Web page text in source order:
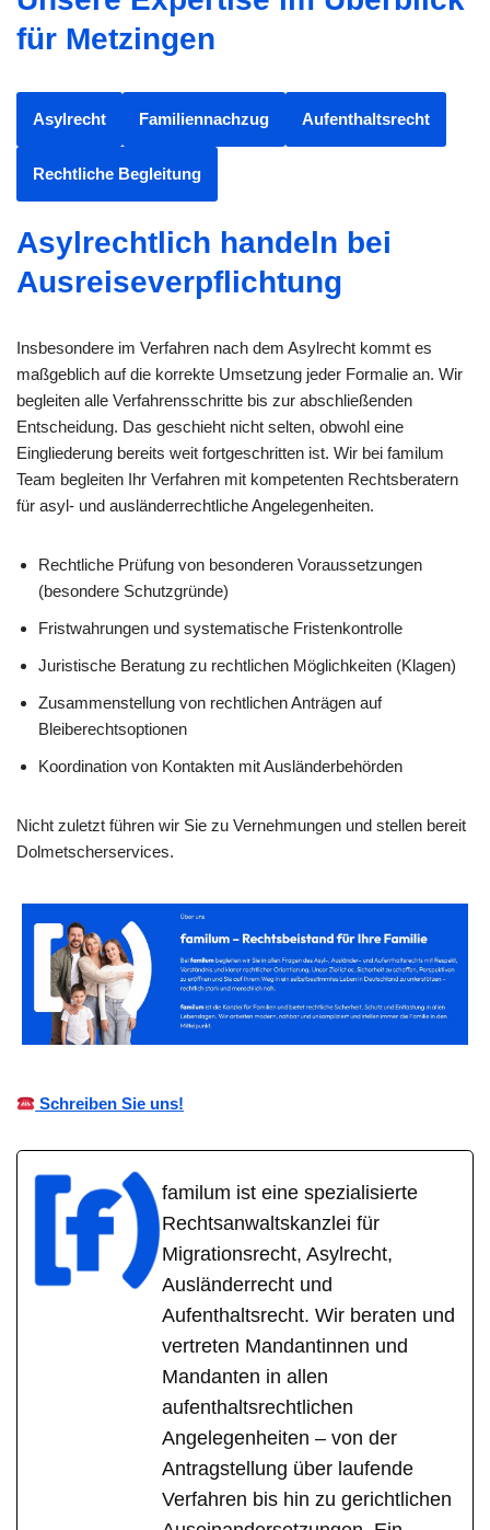
für Metzingen
Asylrecht Familiennachzug Aufenthaltsrecht
Rechtliche Begleitung
Asylrechtlich handeln bei
Ausreiseverpflichtung
Insbesondere im Verfahren nach dem Asylrecht kommt es
maßgeblich auf die korrekte Umsetzung jeder Formalie an. Wir
begleiten alle Verfahrensschritte bis zur abschließenden
Entscheidung. Das geschieht nicht selten, obwohl eine
Eingliederung bereits weit fortgeschritten ist. Wir bei familum
Team begleiten Ihr Verfahren mit kompetenten Rechtsberatern
für asyl- und ausländerrechtliche Angelegenheiten.
Rechtliche Prüfung von besonderen Voraussetzungen
(besondere Schutzgründe)
Fristwahrungen und systematische Fristenkontrolle
Juristische Beratung zu rechtlichen Möglichkeiten (Klagen)
Zusammenstellung von rechtlichen Anträgen auf
Bleiberechtsoptionen
Koordination von Kontakten mit Ausländerbehörden
Nicht zuletzt führen wir Sie zu Vernehmungen und stellen bereit
Dolmetscherservices.
Schreiben Sie uns!
familum ist eine spezialisierte
Rechtsanwaltskanzlei für
Migrationsrecht, Asylrecht,
Ausländerrecht und
Aufenthaltsrecht. Wir beraten und
vertreten Mandantinnen und
Mandanten in allen
aufenthaltsrechtlichen
Angelegenheiten – von der
Antragstellung über laufende
Verfahren bis hin zu gerichtlichen